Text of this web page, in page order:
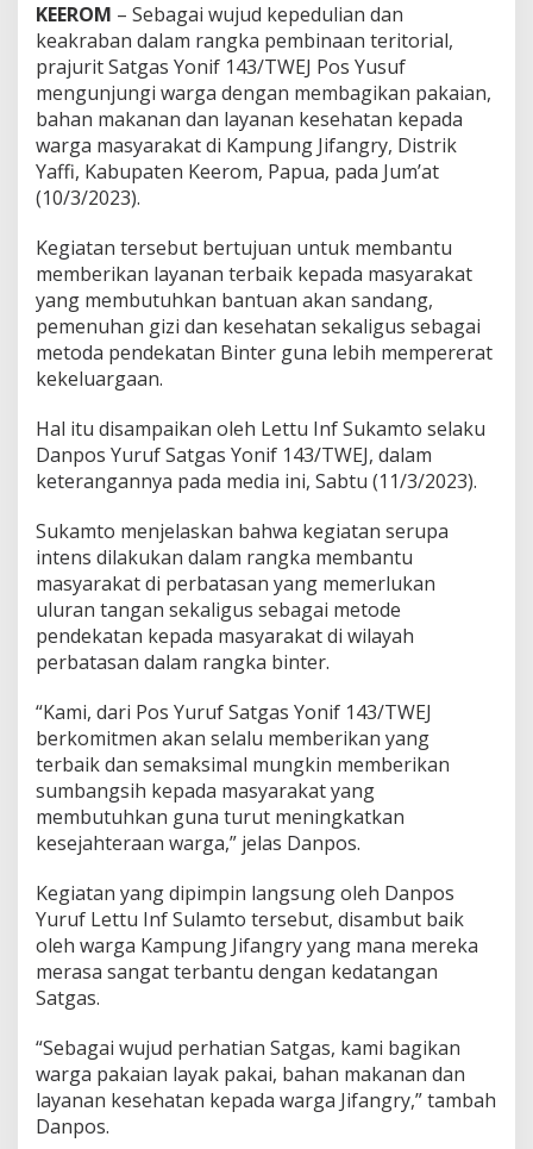
a
d
a
W
a
r
g
P
b
a
a
s
a
KEEROM – Sebagai wujud kepedulian dan
keakraban dalam rangka pembinaan teritorial,
prajurit Satgas Yonif 143/TWEJ Pos Yusuf
mengunjungi warga dengan membagikan pakaian,
bahan makanan dan layanan kesehatan kepada
warga masyarakat di Kampung Jifangry, Distrik
Yaffi, Kabupaten Keerom, Papua, pada Jum’at
(10/3/2023).
Kegiatan tersebut bertujuan untuk membantu
memberikan layanan terbaik kepada masyarakat
yang membutuhkan bantuan akan sandang,
pemenuhan gizi dan kesehatan sekaligus sebagai
metoda pendekatan Binter guna lebih mempererat
kekeluargaan.
Hal itu disampaikan oleh Lettu Inf Sukamto selaku
Danpos Yuruf Satgas Yonif 143/TWEJ, dalam
keterangannya pada media ini, Sabtu (11/3/2023).
Sukamto menjelaskan bahwa kegiatan serupa
intens dilakukan dalam rangka membantu
masyarakat di perbatasan yang memerlukan
uluran tangan sekaligus sebagai metode
pendekatan kepada masyarakat di wilayah
perbatasan dalam rangka binter.
“Kami, dari Pos Yuruf Satgas Yonif 143/TWEJ
berkomitmen akan selalu memberikan yang
terbaik dan semaksimal mungkin memberikan
sumbangsih kepada masyarakat yang
membutuhkan guna turut meningkatkan
kesejahteraan warga,” jelas Danpos.
Kegiatan yang dipimpin langsung oleh Danpos
Yuruf Lettu Inf Sulamto tersebut, disambut baik
oleh warga Kampung Jifangry yang mana mereka
merasa sangat terbantu dengan kedatangan
Satgas.
“Sebagai wujud perhatian Satgas, kami bagikan
warga pakaian layak pakai, bahan makanan dan
layanan kesehatan kepada warga Jifangry,” tambah
Danpos.